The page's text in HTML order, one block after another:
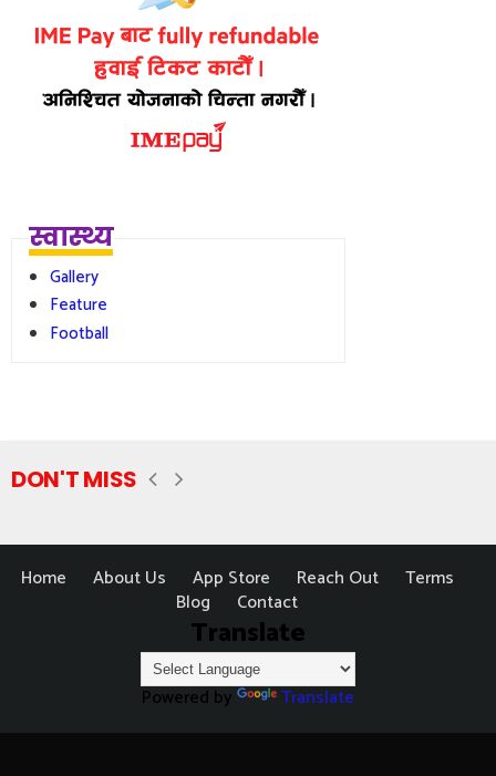
स्वास्थ्य
Gallery
Feature
Football
DON'T MISS
Home About Us App Store Reach Out
Terms
Blog
Contact
Translate
Powered by Translate